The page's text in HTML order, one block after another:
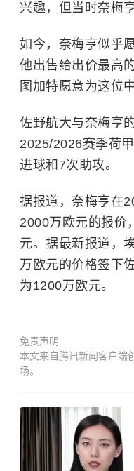
兴趣，但当时奈梅
如今，奈梅亨似乎
他出售给出价最高
图加特愿意为这位
佐野航大与奈梅亨
2025/2026赛季荷
进球和7次助攻。
据报道，奈梅亨在
2000万欧元的报价
元。据最新报道，
万欧元的价格签下
为1200万欧元。
免责声明
本文来自腾讯新闻客户端
场。